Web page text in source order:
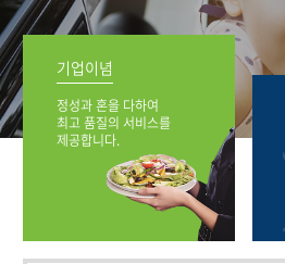
기업이념
정성과 혼을 다하여
최고 품질의 서비스를
제공합니다.